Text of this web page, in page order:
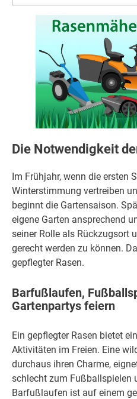
Die Notwendigkeit
Im Frühjahr, wenn die ersten
Winterstimmung vertreiben
beginnt die Gartensaison.
eigene Garten ansprechend
seiner Rolle als Rückzugsort
gerecht werden zu können.
gepflegter Rasen.
Barfußlaufen,
Gartenpartys feiern
Ein gepflegter Rasen bietet
Aktivitäten im Freien. Eine
durchaus ihren Charme,
schlecht zum Fußballspielen
Barfußlaufen ist auf einem